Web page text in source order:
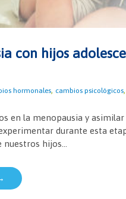
con hijos
hormonales, cambios psicológicos,
en la menopausia y
durante esta
hijos...